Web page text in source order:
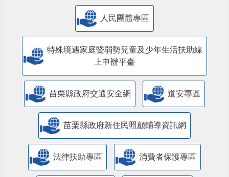
人民團體專區
特殊境遇家庭暨弱勢兒童及少年生活扶助線
上申辦平臺
苗栗縣政府交通安全網 道安專區
苗栗縣政府新住民照顧輔導資訊網
法律扶助專區 消費者保護專區